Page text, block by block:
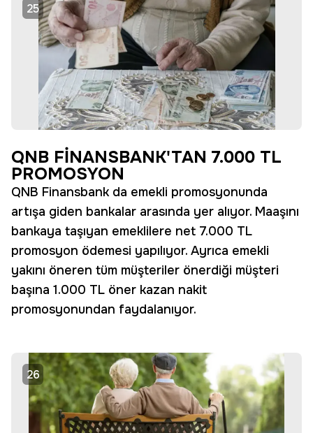
25
QNB FİNANSBANK'TAN 7.000 TL
PROMOSYON
QNB Finansbank da emekli promosyonunda
artışa giden bankalar arasında yer alıyor. Maaşını
bankaya taşıyan emeklilere net 7.000 TL
promosyon ödemesi yapılıyor. Ayrıca emekli
yakını öneren tüm müşteriler önerdiği müşteri
başına 1.000 TL öner kazan nakit
promosyonundan faydalanıyor.
26